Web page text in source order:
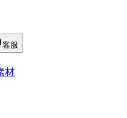
客服
材